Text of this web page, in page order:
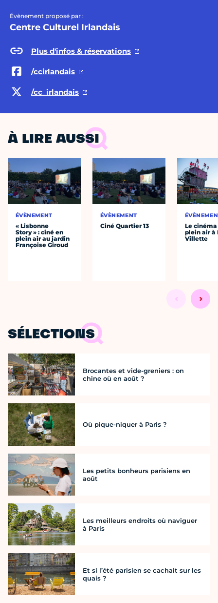
Évènement proposé par :
Centre Culturel Irlandais
Plus d'infos & réservations
/ccirlandais
/cc_irlandais
À LIRE AUSSI
ÉVÈNEMENT
« Lisbonne
Story » : ciné en
plein air au jardin
Françoise Giroud
ÉVÈNEMENT
Ciné Quartier 13
Le cinéma
plein air à
Villette
SÉLECTIONS
Brocantes et vide-greniers : on
chine où en août ?
Où pique-niquer à Paris ?
Les petits bonheurs parisiens en
août
Les meilleurs endroits où naviguer
à Paris
Et si l’été parisien se cachait sur les
quais ?